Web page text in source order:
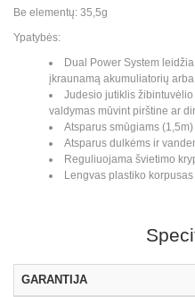
Be elementų: 35,5g
Ypatybės:
Dual Power System
įkraunamą akumuliatorių
Judesio jutiklis
valdymas mūvint pirštine ar
Atsparus smūgiams (1,5m)
Atsparus dulkėms ir
Reguliuojama švietimo
Lengvas plastiko korpusas
GARANTIJA